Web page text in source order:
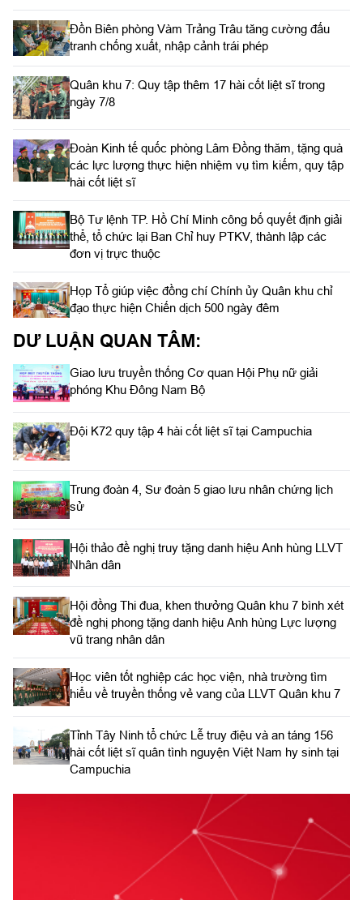
Đồn Biên phòng Vàm Trảng Trâu tăng cường đấu
tranh chống xuất, nhập cảnh trái phép
Quân khu 7: Quy tập thêm 17 hài cốt liệt sĩ trong
ngày 7/8
Đoàn Kinh tế quốc phòng Lâm Đồng thăm, tặng quà
các lực lượng thực hiện nhiệm vụ tìm kiếm, quy tập
hài cốt liệt sĩ
Bộ Tư lệnh TP. Hồ Chí Minh công bố quyết định giải
thể, tổ chức lại Ban Chỉ huy PTKV, thành lập các
đơn vị trực thuộc
Họp Tổ giúp việc đồng chí Chính ủy Quân khu chỉ
đạo thực hiện Chiến dịch 500 ngày đêm
DƯ LUẬN QUAN TÂM:
Giao lưu truyền thống Cơ quan Hội Phụ nữ giải
phóng Khu Đông Nam Bộ
Đội K72 quy tập 4 hài cốt liệt sĩ tại Campuchia
Trung đoàn 4, Sư đoàn 5 giao lưu nhân chứng lịch
sử
Hội thảo đề nghị truy tặng danh hiệu Anh hùng LLVT
Nhân dân
Hội đồng Thi đua, khen thưởng Quân khu 7 bình xét
đề nghị phong tặng danh hiệu Anh hùng Lực lượng
vũ trang nhân dân
Học viên tốt nghiệp các học viện, nhà trường tìm
hiểu về truyền thống vẻ vang của LLVT Quân khu 7
​Tỉnh Tây Ninh tổ chức Lễ truy điệu và an táng 156
hài cốt liệt sĩ quân tình nguyện Việt Nam hy sinh tại
Campuchia